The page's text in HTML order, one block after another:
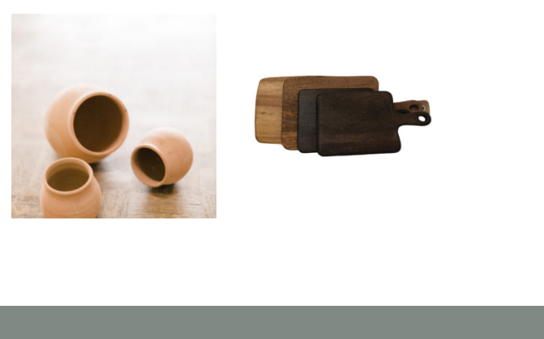
Petit bol Terracota –
« Nahla »
2,80€
Lot De 5 Planche Bois
17,70€